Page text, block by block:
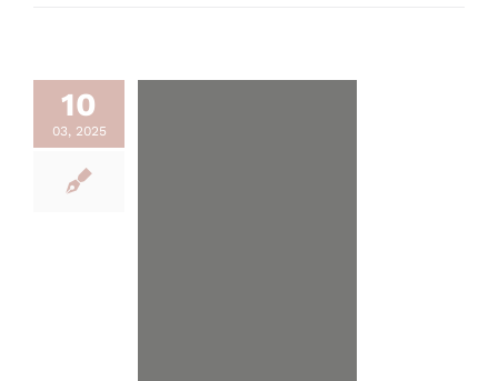
10
03, 2025